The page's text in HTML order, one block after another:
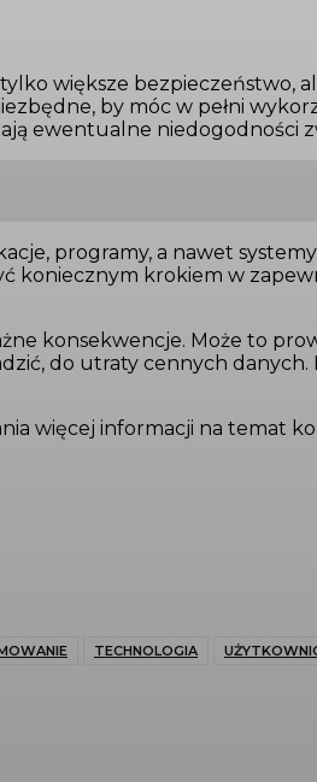
większe bezpieczeństwo,
by móc w pełni
ewentualne niedogodności
programy, a nawet
koniecznym krokiem w
konsekwencje. Może to
do utraty cennych
więcej informacji na temat
TECHNOLOGIA